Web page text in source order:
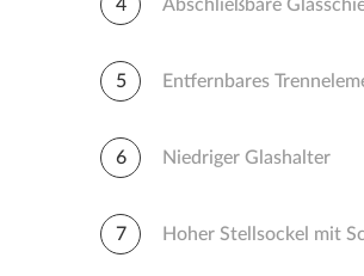
4 Abschließbare
5 Entfernbares
6 Niedriger Glashalter
7 Hoher Stellsockel mit